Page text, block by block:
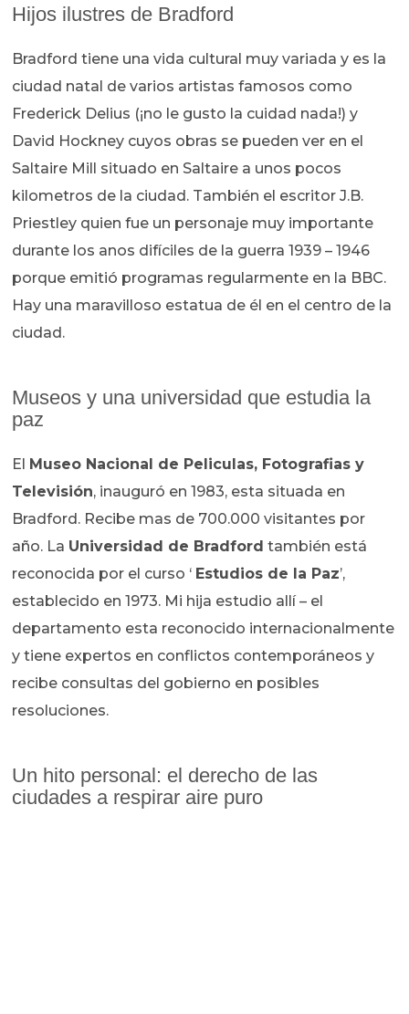
Hijos ilustres de Bradford
Bradford tiene una vida cultural muy variada y es la
ciudad natal de varios artistas famosos como
Frederick Delius (¡no le gusto la cuidad nada!) y
David Hockney cuyos obras se pueden ver en el
Saltaire Mill situado en Saltaire a unos pocos
kilometros de la ciudad. También el escritor J.B.
Priestley quien fue un personaje muy importante
durante los anos difíciles de la guerra 1939 – 1946
porque emitió programas regularmente en la BBC.
Hay una maravilloso estatua de él en el centro de la
ciudad.
Museos y una universidad que estudia la
paz
El
Museo Nacional de Peliculas, Fotografias y
Televisión, inauguró en 1983, esta situada en
Bradford. Recibe mas de 700.000 visitantes por
año. La Universidad de Bradford también está
reconocida por el curso ‘ Estudios de la Paz’,
establecido en 1973. Mi hija estudio allí – el
departamento esta reconocido internacionalmente
y tiene expertos en conflictos contemporáneos y
recibe consultas del gobierno en posibles
resoluciones.
Un hito personal: el derecho de las
ciudades a respirar aire puro